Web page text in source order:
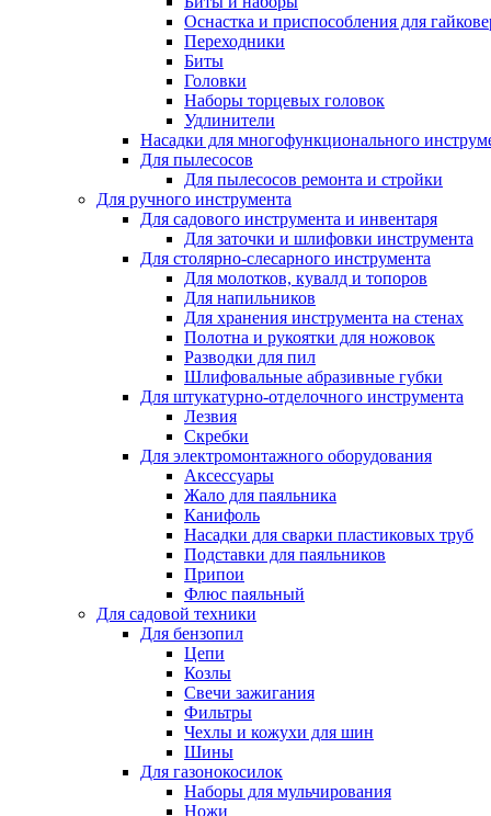
Оснастка и приспособления для
Переходники
Биты
Головки
Наборы торцевых головок
Удлинители
Насадки для многофункционального
Для пылесосов
Для пылесосов ремонта и стройки
Для ручного инструмента
Для садового инструмента и инвентаря
Для заточки и шлифовки инструмента
Для столярно-слесарного инструмента
Для молотков, кувалд и топоров
Для напильников
Для хранения инструмента на стенах
Полотна и рукоятки для ножовок
Разводки для пил
Шлифовальные абразивные губки
Для штукатурно-отделочного инструмента
Лезвия
Скребки
Для электромонтажного оборудования
Аксессуары
Жало для паяльника
Канифоль
Насадки для сварки пластиковых труб
Подставки для паяльников
Припои
Флюс паяльный
Для садовой техники
Для бензопил
Цепи
Козлы
Свечи зажигания
Фильтры
Чехлы и кожухи для шин
Шины
Для газонокосилок
Наборы для мульчирования
Ножи